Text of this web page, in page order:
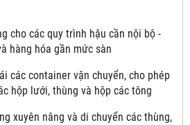
cho các quy trình hậu cần nội bộ -
hàng hóa gần mức sàn
các container vận chuyển, cho phép
hộp lưới, thùng và hộp các tông
xuyên nâng và di chuyển các thùng,